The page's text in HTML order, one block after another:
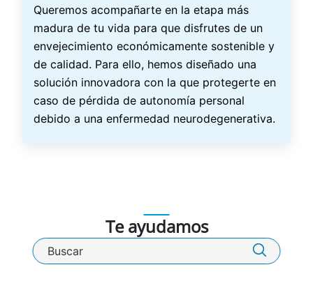
Queremos acompañarte en la etapa más
madura de tu vida para que disfrutes de un
envejecimiento económicamente sostenible y
de calidad. Para ello, hemos diseñado una
solución innovadora con la que protegerte en
caso de pérdida de autonomía personal
debido a una enfermedad neurodegenerativa.
Te ayudamos
Buscador de VidaCaixa